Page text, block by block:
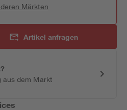
Märkten
Artikel anfragen
aus dem Markt